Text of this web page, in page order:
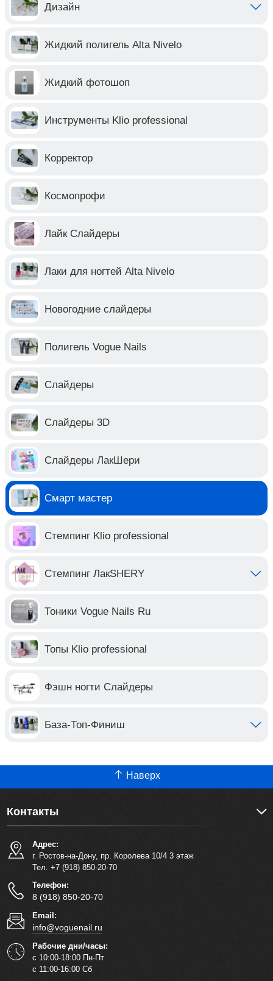
Дизайн
Жидкий полигель Alta Nivelo
Жидкий фотошоп
Инструменты Klio professional
Корректор
Космопрофи
Лайк Слайдеры
Лаки для ногтей Alta Nivelo
Новогодние слайдеры
Полигель Vogue Nails
Слайдеры
Слайдеры 3D
Слайдеры ЛакШери
Смарт мастер
Стемпинг Klio professional
Стемпинг ЛакSHERY
Тоники Vogue Nails Ru
Топы Klio professional
Фэшн ногти Слайдеры
База-Топ-Финиш
Наверх
Контакты
Адрес:
г. Ростов-на-Дону, пр. Королева 10/4 3 этаж
Тел. +7 (918) 850-20-70
Телефон:
8 (918) 850-20-70
Email:
info@voguenail.ru
Рабочие дни/часы:
с 10:00-18:00 Пн-Пт
с 11:00-16:00 Сб